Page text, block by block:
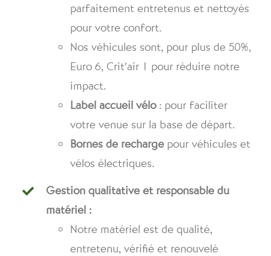
parfaitement entretenus et nettoyés
pour votre confort.
Nos véhicules sont, pour plus de 50%,
Euro 6, Crit’air 1 pour réduire notre
impact.
Label accueil vélo: pour faciliter
votre venue sur la base de départ.
Bornes de rechargepour véhicules et
vélos électriques.
Gestion qualitative et responsable du
matériel :
Notre matériel est de qualité,
entretenu, vérifié et renouvelé